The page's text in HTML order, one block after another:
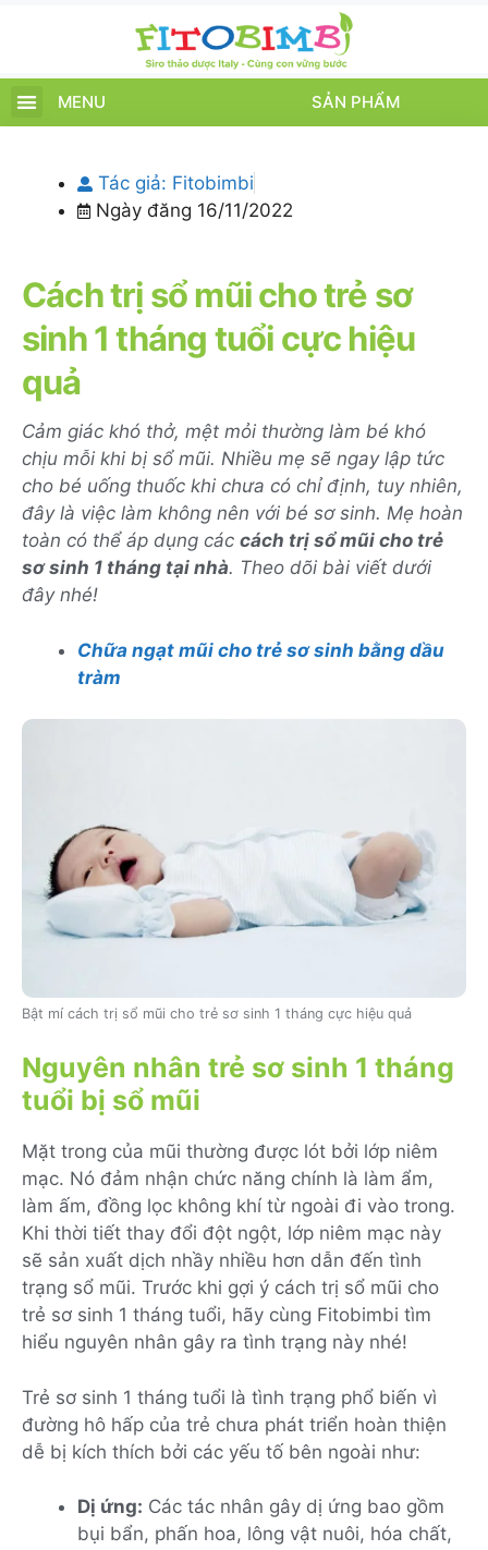
MENU SẢN PHẨM
Tác giả: Fitobimbi
Ngày đăng 16/11/2022
Cách trị sổ mũi cho trẻ sơ
sinh 1 tháng tuổi cực hiệu
quả
Cảm giác khó thở, mệt mỏi thường làm bé khó
chịu mỗi khi bị sổ mũi. Nhiều mẹ sẽ ngay lập tức
cho bé uống thuốc khi chưa có chỉ định, tuy nhiên,
đây là việc làm không nên với bé sơ sinh. Mẹ hoàn
toàn có thể áp dụng các cách trị sổ mũi cho trẻ
sơ sinh 1 tháng tại nhà. Theo dõi bài viết dưới
đây nhé!
Chữa ngạt mũi cho trẻ sơ sinh bằng dầu
tràm
Bật mí cách trị sổ mũi cho trẻ sơ sinh 1 tháng cực hiệu quả
Nguyên nhân trẻ sơ sinh 1 tháng
tuổi bị sổ mũi
Mặt trong của mũi thường được lót bởi lớp niêm
mạc. Nó đảm nhận chức năng chính là làm ẩm,
làm ấm, đồng lọc không khí từ ngoài đi vào trong.
Khi thời tiết thay đổi đột ngột, lớp niêm mạc này
sẽ sản xuất dịch nhầy nhiều hơn dẫn đến tình
trạng sổ mũi. Trước khi gợi ý cách trị sổ mũi cho
trẻ sơ sinh 1 tháng tuổi, hãy cùng Fitobimbi tìm
hiểu nguyên nhân gây ra tình trạng này nhé!
Trẻ sơ sinh 1 tháng tuổi là tình trạng phổ biến vì
đường hô hấp của trẻ chưa phát triển hoàn thiện
dễ bị kích thích bởi các yếu tố bên ngoài như:
Dị ứng: Các tác nhân gây dị ứng bao gồm
bụi bẩn, phấn hoa, lông vật nuôi, hóa chất,